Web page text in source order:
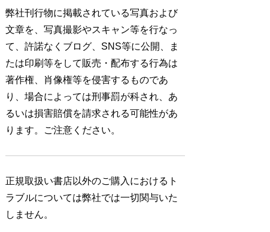
弊社刊行物に掲載されている写真および
文章を、写真撮影やスキャン等を行なっ
て、許諾なくブログ、SNS等に公開、ま
たは印刷等をして販売・配布する行為は
著作権、肖像権等を侵害するものであ
り、場合によっては刑事罰が科され、あ
るいは損害賠償を請求される可能性があ
ります。ご注意ください。
正規取扱い書店以外のご購入におけるト
ラブルについては弊社では一切関与いた
しません。